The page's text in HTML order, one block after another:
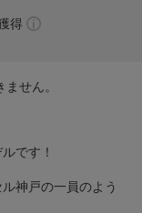
得
せん。
です！
神戸の一員のよう